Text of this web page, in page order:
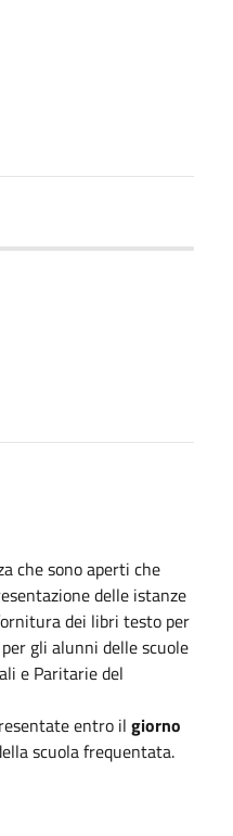
che sono aperti che
delle istanze
dei libri testo per
gli alunni delle scuole
e Paritarie del
entro il giorno
scuola frequentata.